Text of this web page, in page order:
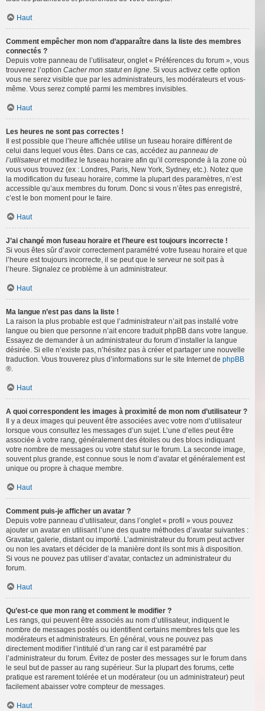
Haut
Comment empêcher mon nom d’apparaître dans la liste des membres
connectés ?
Depuis votre panneau de l’utilisateur, onglet « Préférences du forum », vous
trouverez l’option Cacher mon statut en ligne. Si vous activez cette option
vous ne serez visible que par les administrateurs, les modérateurs et vous-
même. Vous serez compté parmi les membres invisibles.
Haut
Les heures ne sont pas correctes !
Il est possible que l’heure affichée utilise un fuseau horaire différent de
celui dans lequel vous êtes. Dans ce cas, accédez au panneau de
l’utilisateuret modifiez le fuseau horaire afin qu’il corresponde à la zone où
vous vous trouvez (ex : Londres, Paris, New York, Sydney, etc.). Notez que
la modification du fuseau horaire, comme la plupart des paramètres, n’est
accessible qu’aux membres du forum. Donc si vous n’êtes pas enregistré,
c’est le bon moment pour le faire.
Haut
J’ai changé mon fuseau horaire et l’heure est toujours incorrecte !
Si vous êtes sûr d’avoir correctement paramétré votre fuseau horaire et que
l’heure est toujours incorrecte, il se peut que le serveur ne soit pas à
l’heure. Signalez ce problème à un administrateur.
Haut
Ma langue n’est pas dans la liste !
La raison la plus probable est que l’administrateur n’ait pas installé votre
langue ou bien que personne n’ait encore traduit phpBB dans votre langue.
Essayez de demander à un administrateur du forum d’installer la langue
désirée. Si elle n’existe pas, n’hésitez pas à créer et partager une nouvelle
traduction. Vous trouverez plus d’informations sur le site Internet de phpBB
®.
Haut
A quoi correspondent les images à proximité de mon nom d’utilisateur ?
Il y a deux images qui peuvent être associées avec votre nom d’utilisateur
lorsque vous consultez les messages d’un sujet. L’une d’elles peut être
associée à votre rang, généralement des étoiles ou des blocs indiquant
votre nombre de messages ou votre statut sur le forum. La seconde image,
souvent plus grande, est connue sous le nom d’avatar et généralement est
unique ou propre à chaque membre.
Haut
Comment puis-je afficher un avatar ?
Depuis votre panneau d’utilisateur, dans l’onglet « profil » vous pouvez
ajouter un avatar en utilisant l’une des quatre méthodes d’avatar suivantes :
Gravatar, galerie, distant ou importé. L’administrateur du forum peut activer
ou non les avatars et décider de la manière dont ils sont mis à disposition.
Si vous ne pouvez pas utiliser d’avatar, contactez un administrateur du
forum.
Haut
Qu’est-ce que mon rang et comment le modifier ?
Les rangs, qui peuvent être associés au nom d’utilisateur, indiquent le
nombre de messages postés ou identifient certains membres tels que les
modérateurs et administrateurs. En général, vous ne pouvez pas
directement modifier l’intitulé d’un rang car il est paramétré par
l’administrateur du forum. Évitez de poster des messages sur le forum dans
le seul but de passer au rang supérieur. Sur la plupart des forums, cette
pratique est rarement tolérée et un modérateur (ou un administrateur) peut
facilement abaisser votre compteur de messages.
Haut